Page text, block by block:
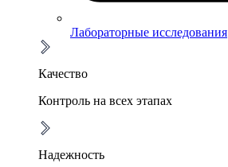
Лабораторные исследования
Качество
Контроль на всех этапах
Надежность